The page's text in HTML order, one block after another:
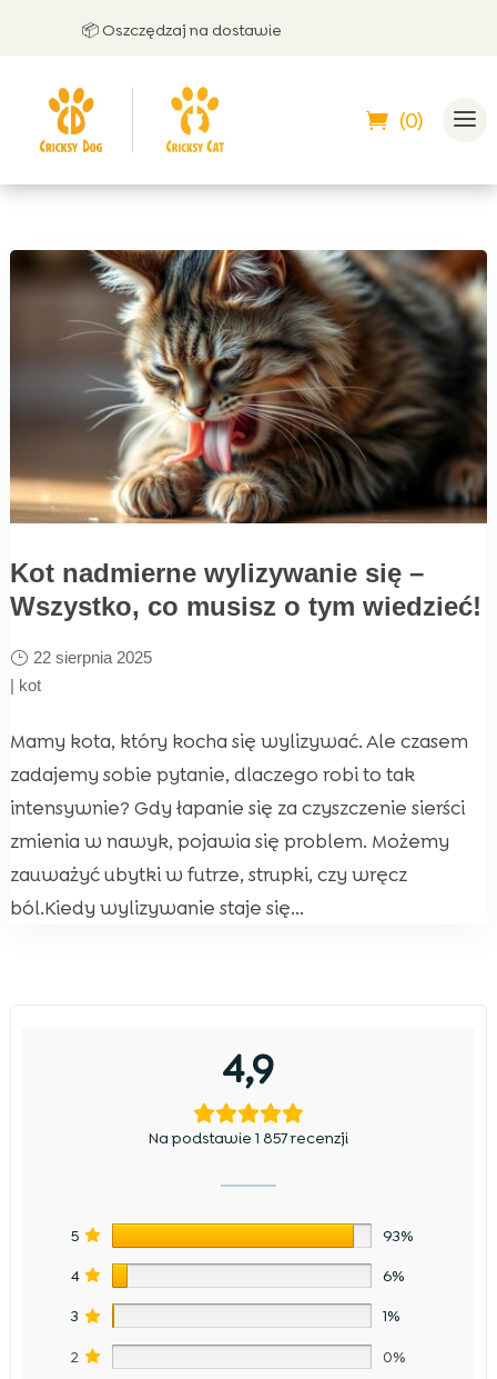
📦 Oszczędzaj na dostawie
(0)
Kot nadmierne wylizywanie się –
Wszystko, co musisz o tym wiedzieć!
22 sierpnia 2025
| kot
Mamy kota, który kocha się wylizywać. Ale czasem
zadajemy sobie pytanie, dlaczego robi to tak
intensywnie? Gdy łapanie się za czyszczenie sierści
zmienia w nawyk, pojawia się problem. Możemy
zauważyć ubytki w futrze, strupki, czy wręcz
ból.Kiedy wylizywanie staje się...
4,9
Na podstawie 1 857 recenzji
5 93%
4 6%
3 1%
2 0%